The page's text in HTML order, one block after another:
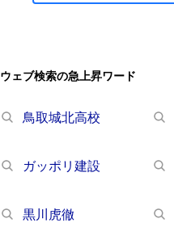
ウェブ検索の急上昇ワード
鳥取城北高校
ガッポリ建設
黒川虎徹